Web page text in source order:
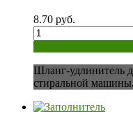
8.70 руб.
Количество
Шланг-удлинитель
стиральной